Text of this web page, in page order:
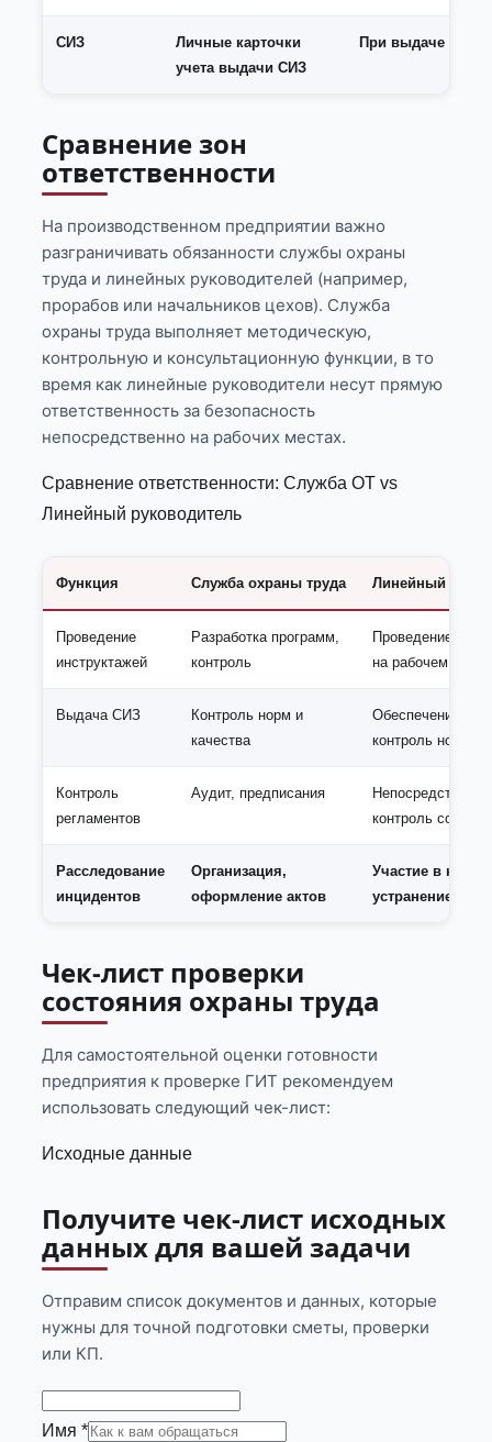
СИЗ
Личные карточки
учета выдачи СИЗ
При выдаче
Сравнение зон
ответственности
На производственном предприятии важно
разграничивать обязанности службы охраны
труда и линейных руководителей (например,
прорабов или начальников цехов). Служба
охраны труда выполняет методическую,
контрольную и консультационную функции, в то
время как линейные руководители несут прямую
ответственность за безопасность
непосредственно на рабочих местах.
Сравнение ответственности: Служба ОТ vs
Линейный руководитель
Функция Служба охраны труда Линейный
Проведение
инструктажей
Разработка программ,
контроль
Проведение
на рабочем месте
Выдача СИЗ
Контроль норм и
качества
Обеспечение
контроль
Контроль
регламентов
Аудит, предписания
контроль
Расследование
инцидентов
Организация,
оформление актов
Участие в
устранение
Чек-лист проверки
состояния охраны труда
Для самостоятельной оценки готовности
предприятия к проверке ГИТ рекомендуем
использовать следующий чек-лист:
Исходные данные
Получите чек-лист исходных
данных для вашей задачи
Отправим список документов и данных, которые
нужны для точной подготовки сметы, проверки
или КП.
Имя *